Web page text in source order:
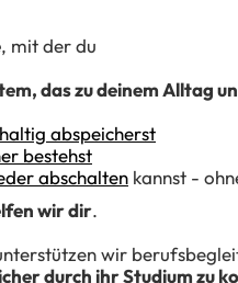
, mit der du
das zu deinem Alltag
abspeicherst
bestehst
abschalten kannst -
wir dir.
wir
durch ihr Studium zu